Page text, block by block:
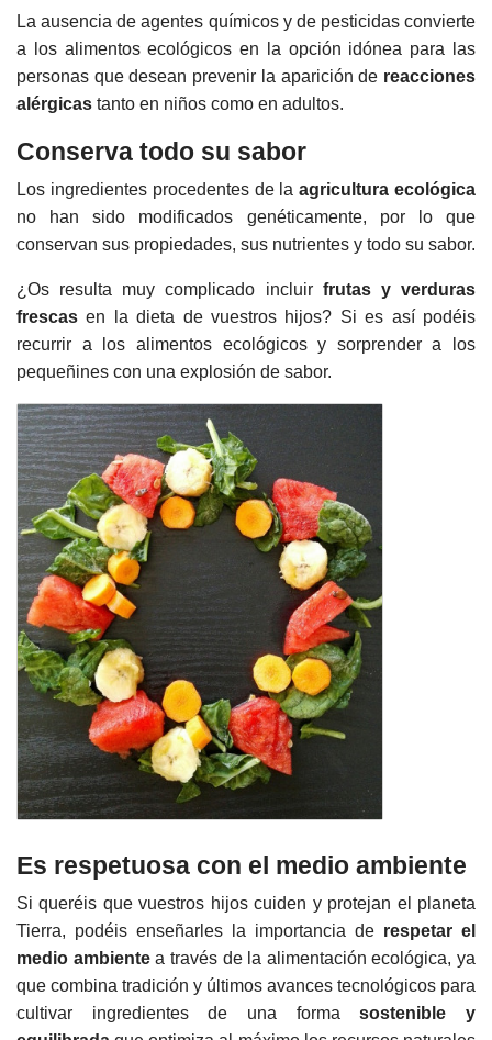
La ausencia de agentes químicos y de pesticidas convierte
a los alimentos ecológicos en la opción idónea para las
personas que desean prevenir la aparición de reacciones
alérgicas tanto en niños como en adultos.
Conserva todo su sabor
Los ingredientes procedentes de laagricultura ecológica
no han sido modificados genéticamente, por lo que
conservan sus propiedades, sus nutrientes y todo su sabor.
¿Os resulta muy complicado incluir frutas y verduras
frescas en la dieta de vuestros hijos? Si es así podéis
recurrir a los alimentos ecológicos y sorprender a los
pequeñines con una explosión de sabor.
Es respetuosa con el medio ambiente
Si queréis que vuestros hijos cuiden y protejan el planeta
Tierra, podéis enseñarles la importancia de respetar el
medio ambientea través de la alimentación ecológica, ya
que combina tradición y últimos avances tecnológicos para
cultivar ingredientes de una formasostenible y